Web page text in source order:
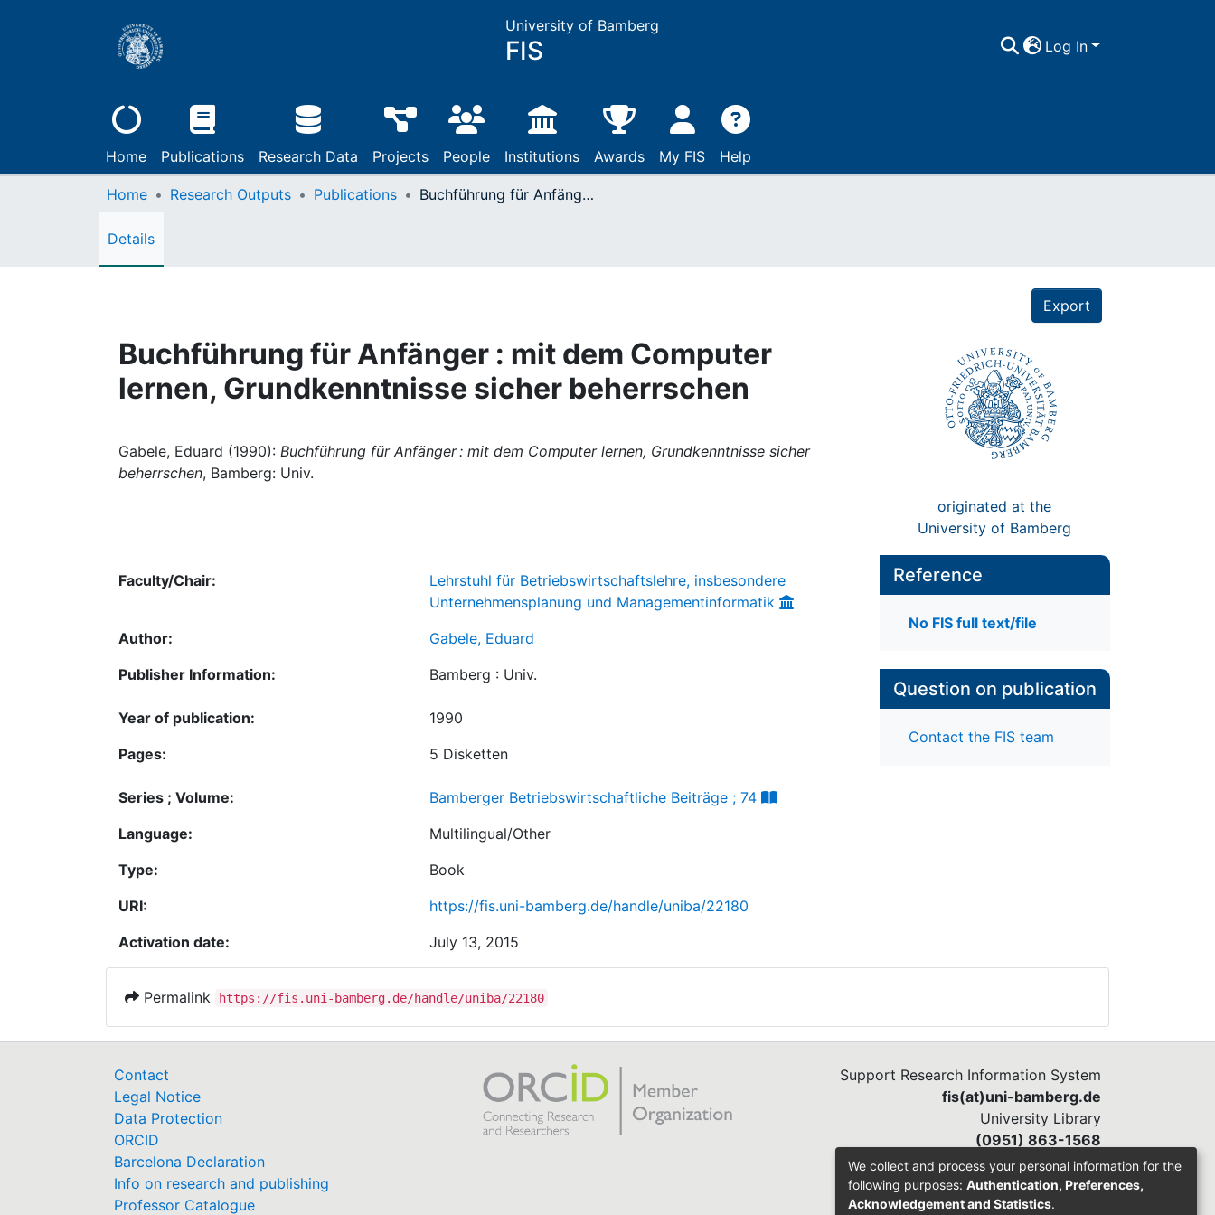
University of Bamberg
FIS Log In
Home Publications Research Data Projects People Institutions Awards My FIS Help
Home Research Outputs Publications Buchführung für Anfänger : mit dem Computer lernen, Grundkenntnisse sicher beherrschen
Details
Export
Buchführung für Anfänger : mit dem Computer
lernen, Grundkenntnisse sicher beherrschen
Gabele, Eduard (1990): Buchführung für Anfänger : mit dem Computer lernen, Grundkenntnisse sicher
beherrschen, Bamberg: Univ.
originated at the
University of Bamberg
Faculty/Chair:
Lehrstuhl für Betriebswirtschaftslehre, insbesondere
Unternehmensplanung und Managementinformatik
Author:
Gabele, Eduard
Publisher Information:
Bamberg : Univ.
Year of publication:
1990
Pages:
5 Disketten
Series ; Volume:
Bamberger Betriebswirtschaftliche Beiträge ; 74
Language:
Multilingual/Other
Type:
Book
URI:
https://fis.uni-bamberg.de/handle/uniba/22180
Activation date:
July 13, 2015
Reference
No FIS full text/file
Question on publication
Contact the FIS team
Permalink https://fis.uni-bamberg.de/handle/uniba/22180
Contact
Legal Notice
Data Protection
ORCID
Barcelona Declaration
Info on research and publishing
Professor Catalogue
Support Research Information System
fis(at)uni-bamberg.de
University Library
(0951) 863-1568
We collect and process your personal information for the
following purposes: Authentication, Preferences,
Acknowledgement and Statistics.